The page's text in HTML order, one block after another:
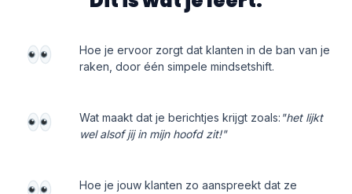
Hoe je ervoor zorgt dat klanten in de ban van je
raken, door één simpele mindsetshift.
Wat maakt dat je berichtjes krijgt zoals: "het lijkt
wel alsof jij in mijn hoofd zit!"
Hoe je jouw klanten zo aanspreekt dat ze